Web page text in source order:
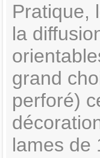
Pratique,
la
grand
perforé)
lames de